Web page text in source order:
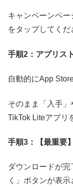
キャンペーンペ
をタップしてくだ
手順2：アプリス
自動的にApp
そのまま「入手」
TikTok Liteアプリ
手順3：【最重要
ダウンロードが
く」ボタンが表